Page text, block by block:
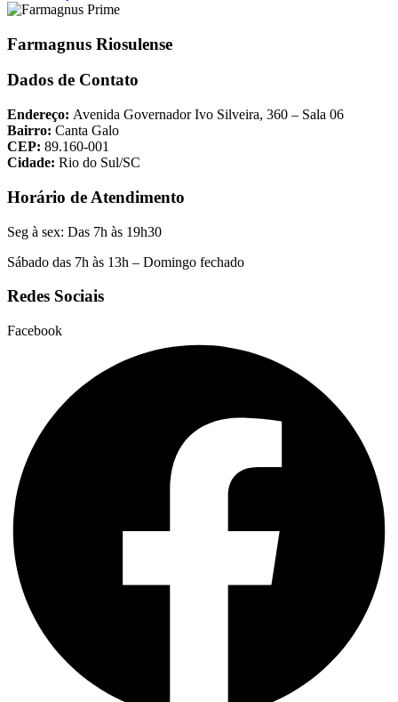
Farmagnus Riosulense
Dados de Contato
Endereço: Avenida Governador Ivo Silveira, 360 – Sala 06
Bairro: Canta Galo
CEP: 89.160-001
Cidade: Rio do Sul/SC
Horário de Atendimento
Seg à sex: Das 7h às 19h30
Sábado das 7h às 13h – Domingo fechado
Redes Sociais
Facebook